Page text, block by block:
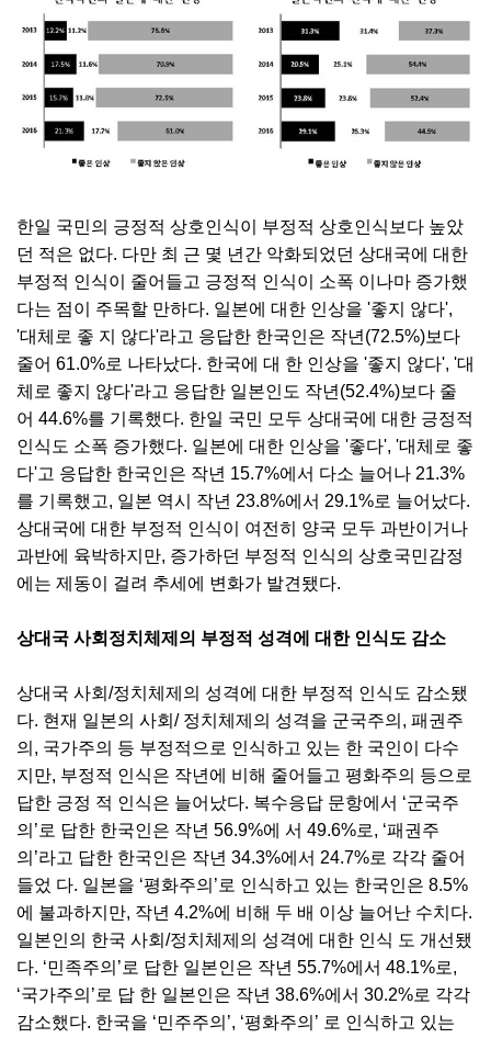
한일 국민의 긍정적 상호인식이 부정적 상호인식보다 높았
던 적은 없다. 다만 최 근 몇 년간 악화되었던 상대국에 대한
부정적 인식이 줄어들고 긍정적 인식이 소폭 이나마 증가했
다는 점이 주목할 만하다. 일본에 대한 인상을 '좋지 않다',
'대체로 좋 지 않다'라고 응답한 한국인은 작년(72.5%)보다
줄어 61.0%로 나타났다. 한국에 대 한 인상을 '좋지 않다', '대
체로 좋지 않다'라고 응답한 일본인도 작년(52.4%)보다 줄
어 44.6%를 기록했다. 한일 국민 모두 상대국에 대한 긍정적
인식도 소폭 증가했다. 일본에 대한 인상을 '좋다', '대체로 좋
다'고 응답한 한국인은 작년 15.7%에서 다소 늘어나 21.3%
를 기록했고, 일본 역시 작년 23.8%에서 29.1%로 늘어났다.
상대국에 대한 부정적 인식이 여전히 양국 모두 과반이거나
과반에 육박하지만, 증가하던 부정적 인식의 상호국민감정
에는 제동이 걸려 추세에 변화가 발견됐다.
상대국 사회정치체제의 부정적 성격에 대한 인식도 감소
상대국 사회/정치체제의 성격에 대한 부정적 인식도 감소됐
다. 현재 일본의 사회/ 정치체제의 성격을 군국주의, 패권주
의, 국가주의 등 부정적으로 인식하고 있는 한 국인이 다수
지만, 부정적 인식은 작년에 비해 줄어들고 평화주의 등으로
답한 긍정 적 인식은 늘어났다. 복수응답 문항에서 ‘군국주
의’로 답한 한국인은 작년 56.9%에 서 49.6%로, ‘패권주
의’라고 답한 한국인은 작년 34.3%에서 24.7%로 각각 줄어
들었 다. 일본을 ‘평화주의’로 인식하고 있는 한국인은 8.5%
에 불과하지만, 작년 4.2%에 비해 두 배 이상 늘어난 수치다.
일본인의 한국 사회/정치체제의 성격에 대한 인식 도 개선됐
다. ‘민족주의’로 답한 일본인은 작년 55.7%에서 48.1%로,
‘국가주의’로 답 한 일본인은 작년 38.6%에서 30.2%로 각각
감소했다. 한국을 ‘민주주의’, ‘평화주의’ 로 인식하고 있는